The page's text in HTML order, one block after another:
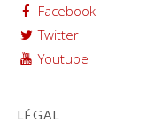
Facebook
Twitter
Youtube
LÉGAL